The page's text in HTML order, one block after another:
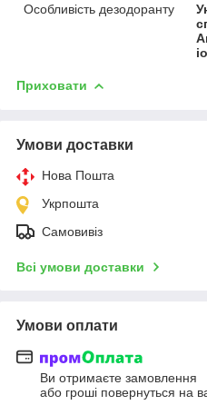
Особливість дезодоранту
Приховати
Умови доставки
Нова Пошта
Укрпошта
Самовивіз
Всі умови доставки
Умови оплати
Ви отримаєте замовлення
або гроші повернуться на